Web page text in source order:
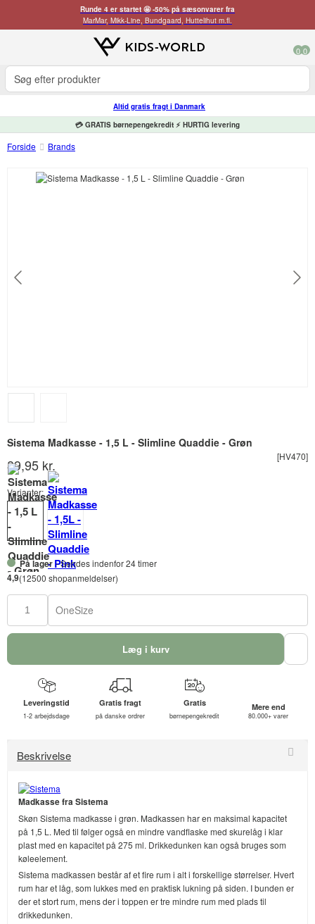
Runde 4 er startet 🤩 -50% på sæsonvarer fra
MarMar, Mikk-Line, Bundgaard, Huttelihut m.fl.
0 0
Altid gratis fragt i Danmark
💳 GRATIS børnepengekredit ⚡ HURTIG levering
Forside Brands
Sistema Madkasse - 1,5 L - Slimline Quaddie - Grøn
[HV470]
89,95 kr.
Varianter:
På lager - Sendes indenfor 24 timer
4,9(12500 shopanmeldelser)
OneSize
Læg i kurv
Leveringstid
1-2 arbejdsdage
Gratis fragt
på danske ordrer
Gratis
børnepengekredit
Mere end
80.000+ varer
Beskrivelse
Madkasse fra Sistema
Skøn Sistema madkasse i grøn. Madkassen har en maksimal kapacitet
på 1,5 L. Med til følger også en mindre vandflaske med skurelåg i klar
plast med en kapacitet på 275 ml. Drikkedunken kan også bruges som
køleelement.
Sistema madkassen består af et fire rum i alt i forskellige størrelser. Hvert
rum har et låg, som lukkes med en praktisk lukning på siden. I bunden er
der et stort rum, mens der i toppen er tre mindre rum med plads til
drikkedunken.